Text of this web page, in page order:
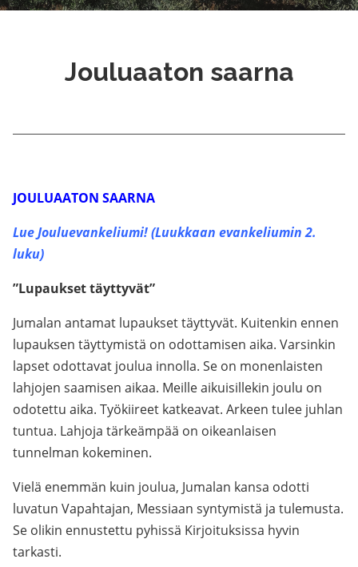
Jouluaaton saarna
JOULUAATON SAARNA
Lue Jouluevankeliumi! (Luukkaan evankeliumin 2.
luku)
”Lupaukset täyttyvät”
Jumalan antamat lupaukset täyttyvät. Kuitenkin ennen
lupauksen täyttymistä on odottamisen aika. Varsinkin
lapset odottavat joulua innolla. Se on monenlaisten
lahjojen saamisen aikaa. Meille aikuisillekin joulu on
odotettu aika. Työkiireet katkeavat. Arkeen tulee juhlan
tuntua. Lahjoja tärkeämpää on oikeanlaisen
tunnelman kokeminen.
Vielä enemmän kuin joulua, Jumalan kansa odotti
luvatun Vapahtajan, Messiaan syntymistä ja tulemusta.
Se olikin ennustettu pyhissä Kirjoituksissa hyvin
tarkasti.